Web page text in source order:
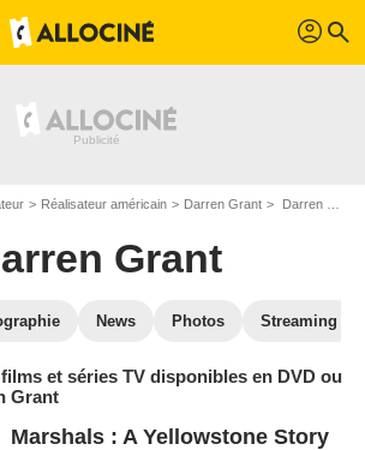
profil search
Réalisateur américain Darren Grant Darren Grant : ses Blu-Ray, DVD, VOD, SVOD
Grant
News Photos Streaming
et séries TV disponibles en DVD ou
Grant
Marshals : A Yellowstone Story